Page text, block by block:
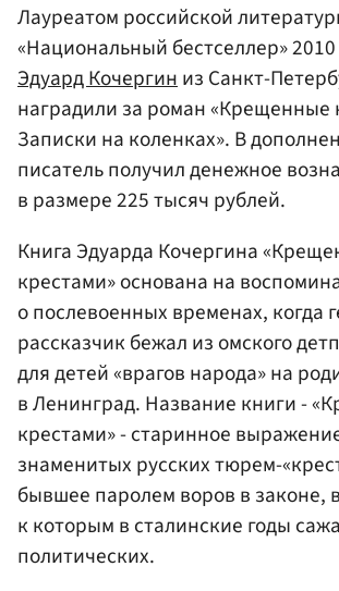
Лауреатом российской
«Национальный бестселлер» 2010
Эдуард Кочергиниз Санкт-
наградили за роман «Крещенные
Записки на коленках». В
писатель получил денежное
в размере 225 тысяч рублей.
Книга Эдуарда Кочергина
крестами» основана на
о послевоенных временах, когда
рассказчик бежал из омского
для детей «врагов народа» на
в Ленинград. Название книги -
крестами» - старинное
знаменитых русских тюрем-
бывшее паролем воров в законе,
к которым в сталинские годы
политических.